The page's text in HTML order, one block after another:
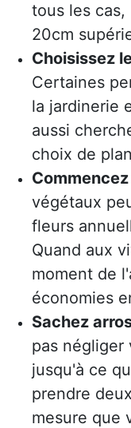
tous les
20cm
Choisissez
Certaines
la jardinerie
aussi
choix de
végétaux
fleurs
Quand aux
moment de
économies
Sachez
pas négliger
jusqu'à ce
prendre
mesure que